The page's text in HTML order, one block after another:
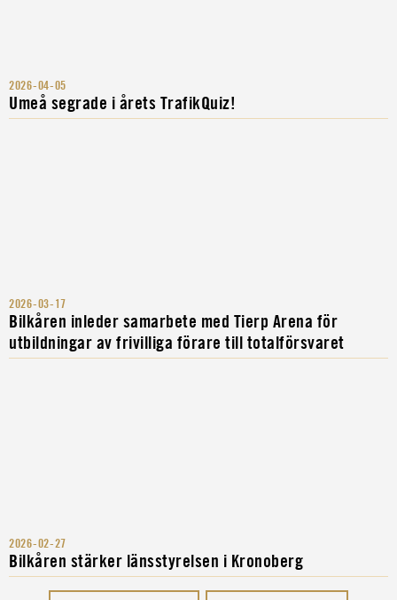
2026-04-05
Umeå segrade i årets TrafikQuiz!
2026-03-17
Bilkåren inleder samarbete med Tierp Arena för
utbildningar av frivilliga förare till totalförsvaret
2026-02-27
Bilkåren stärker länsstyrelsen i Kronoberg